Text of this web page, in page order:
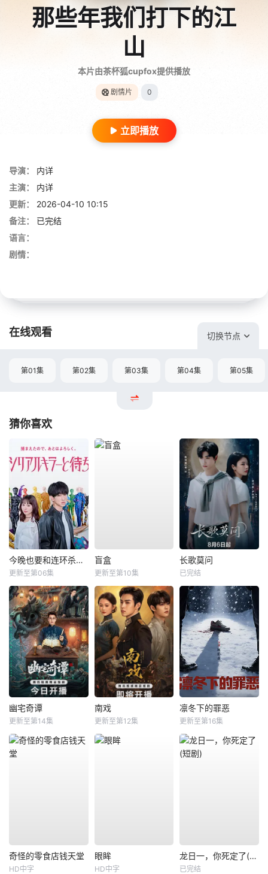
那些年我们打下的江
山
本片由茶杯狐cupfox提供播放
剧情片 0
立即播放
导演：
内详
主演：
内详
更新：
2026-04-10 10:15
备注：
已完结
语言：
剧情：
在线观看 切换节点
第01集 第02集 第03集 第04集 第05集
猜你喜欢
今晚也要和连环杀手约会
更新至第06集
盲盒
更新至第10集
长歌莫问
已完结
幽宅奇谭
更新至第14集
南戏
更新至第12集
凛冬下的罪恶
更新至第16集
奇怪的零食店钱天堂
HD中字
眼眸
HD中字
龙日一，你死定了(短剧)
已完结